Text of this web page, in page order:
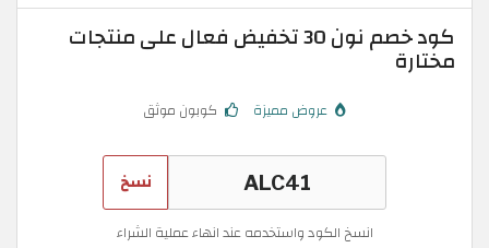
كود خصم نون 30 تخفيض فعال على منتجات
مختارة
عروض مميزة كوبون موثق
نسخ
انسخ الكود واستخدمه عند انهاء عملية الشراء